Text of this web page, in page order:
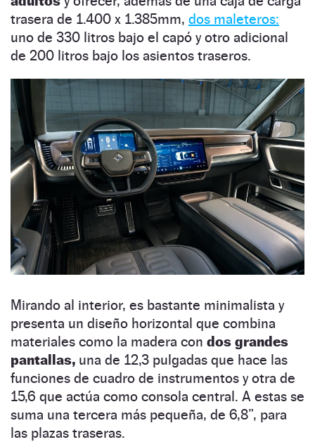
trasera de 1.400 x 1.385mm, dos maleteros:
uno de 330 litros bajo el capó y otro adicional
de 200 litros bajo los asientos traseros.
Mirando al interior, es bastante minimalista y
presenta un diseño horizontal que combina
materiales como la madera con dos grandes
pantallas, una de 12,3 pulgadas que hace las
funciones de cuadro de instrumentos y otra de
15,6 que actúa como consola central. A estas se
suma una tercera más pequeña, de 6,8”, para
las plazas traseras.